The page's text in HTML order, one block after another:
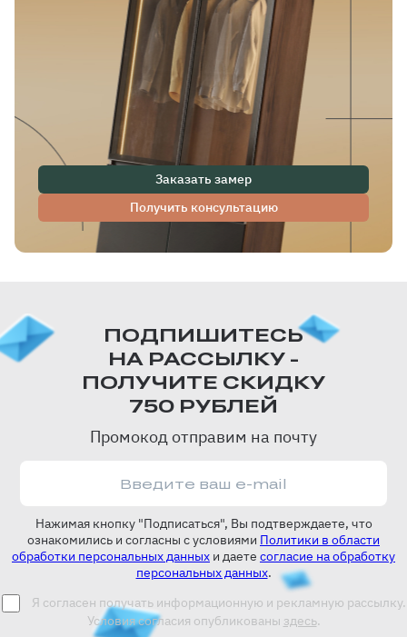
Заказать замер
Получить консультацию
ПОДПИШИТЕСЬ
НА РАССЫЛКУ -
ПОЛУЧИТЕ СКИДКУ
750 РУБЛЕЙ
Промокод отправим на почту
Нажимая кнопку "Подписаться", Вы подтверждаете, что
ознакомились и согласны с условиями Политики в области
обработки персональных данных и даете согласие на обработку
персональных данных.
Я согласен получать информационную и рекламную рассылку.
Условия согласия опубликованы здесь.